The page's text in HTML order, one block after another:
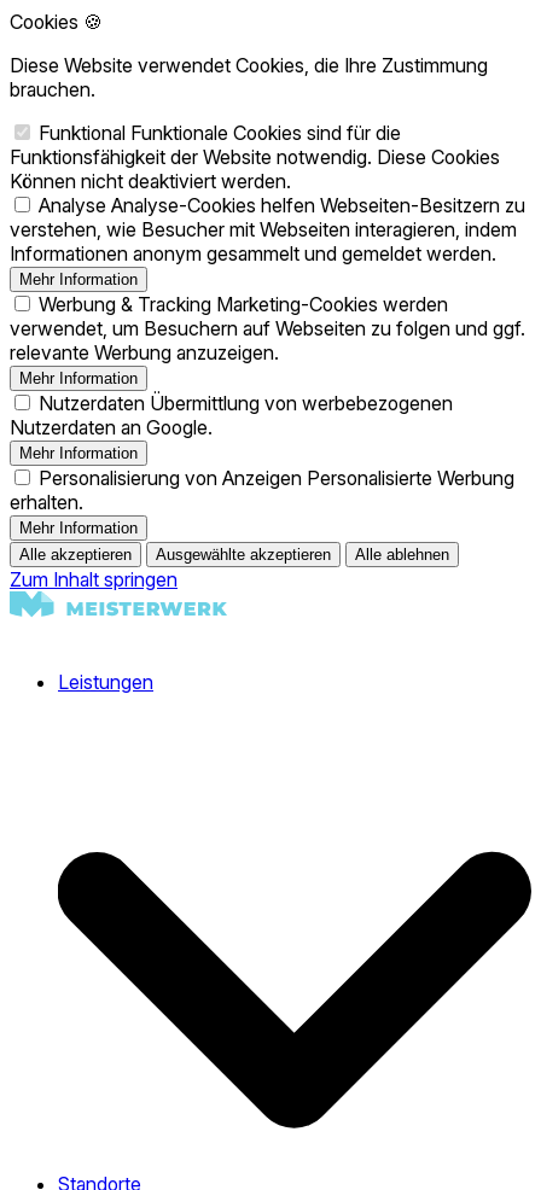
Cookies 🍪
Diese Website verwendet Cookies, die Ihre Zustimmung
brauchen.
Funktional Funktionale Cookies sind für die
Funktionsfähigkeit der Website notwendig. Diese Cookies
Können nicht deaktiviert werden.
Analyse Analyse-Cookies helfen Webseiten-Besitzern zu
verstehen, wie Besucher mit Webseiten interagieren, indem
Informationen anonym gesammelt und gemeldet werden.
Mehr Information
Werbung & Tracking Marketing-Cookies werden
verwendet, um Besuchern auf Webseiten zu folgen und ggf.
relevante Werbung anzuzeigen.
Mehr Information
Nutzerdaten Übermittlung von werbebezogenen
Nutzerdaten an Google.
Mehr Information
Personalisierung von Anzeigen Personalisierte Werbung
erhalten.
Mehr Information
Alle akzeptieren
Ausgewählte akzeptieren Alle ablehnen
Zum Inhalt springen
Leistungen
Standorte